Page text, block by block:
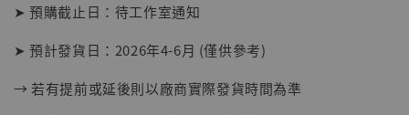
【店內現貨】海賊王 系列蒐藏雕像 布魯克達
NT$ 1,870
➤ 預購截止日：待工作室通知
➤ 預計發貨日：2026年4-6月 (僅供參考)
→ 若有提前或延後則以廠商實際發貨時間為準